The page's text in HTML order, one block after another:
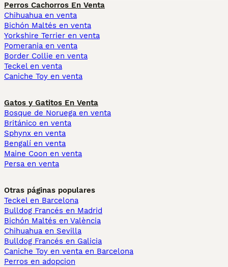
Perros Cachorros En Venta
Chihuahua en venta
Bichón Maltés en venta
Yorkshire Terrier en venta
Pomerania en venta
Border Collie en venta
Teckel en venta
Caniche Toy en venta
Gatos y Gatitos En Venta
Bosque de Noruega en venta
Británico en venta
Sphynx en venta
Bengalí en venta
Maine Coon en venta
Persa en venta
Otras páginas populares
Teckel en Barcelona
Bulldog Francés en Madrid
Bichón Maltés en València
Chihuahua en Sevilla
Bulldog Francés en Galicia
Caniche Toy en venta en Barcelona
Perros en adopcion